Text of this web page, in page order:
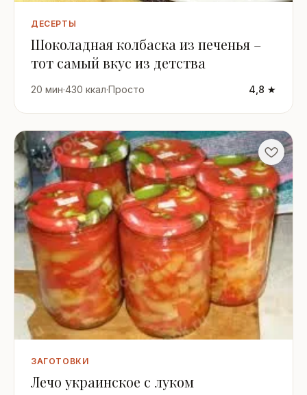
ДЕСЕРТЫ
Шоколадная колбаска из печенья –
тот самый вкус из детства
20 мин·430 ккал·Просто 4,8 ★
ЗАГОТОВКИ
Лечо украинское с луком